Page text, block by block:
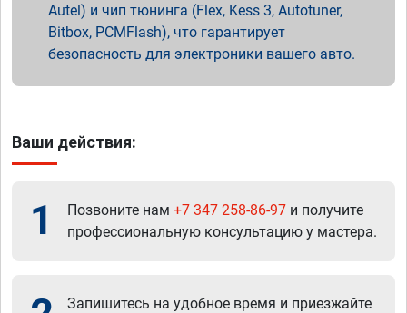
Autel) и чип тюнинга (Flex, Kess 3, Autotuner,
Bitbox, PCMFlash), что гарантирует
безопасность для электроники вашего авто.
Ваши действия:
1 Позвоните нам +7 347 258-86-97 и получите
профессиональную консультацию у мастера.
Запишитесь на удобное время и приезжайте